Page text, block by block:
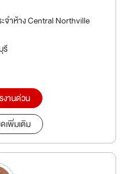
จำห้าง Central Northville
รี
งานด่วน
เพิ่มเติม